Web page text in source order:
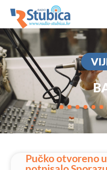
Pučko otvoreno